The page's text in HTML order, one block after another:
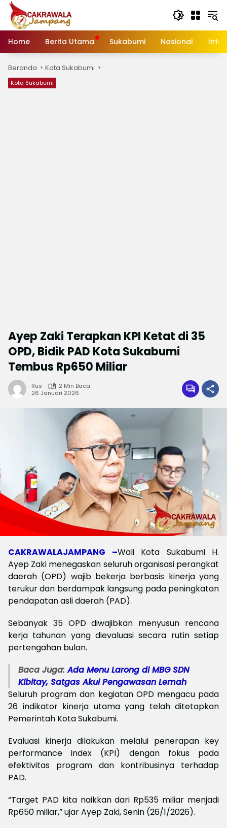
Langsung
konten
Home
Berita Utama Sukabumi Nasional
Beranda Kota Sukabumi
Kota Sukabumi
Ayep Zaki Terapkan KPI Ketat di 35
OPD, Bidik PAD Kota Sukabumi
Tembus Rp650 Miliar
Rus
2 Min Baca
26 Januari 2026
CAKRAWALAJAMPANG –Wali Kota Sukabumi H.
Ayep Zaki menegaskan seluruh organisasi perangkat
daerah (OPD) wajib bekerja berbasis kinerja yang
terukur dan berdampak langsung pada peningkatan
pendapatan asli daerah (PAD).
Sebanyak 35 OPD diwajibkan menyusun rencana
kerja tahunan yang dievaluasi secara rutin setiap
pertengahan bulan.
Baca Juga:Ada Menu Larong di MBG SDN
Kibitay, Satgas Akui Pengawasan Lemah
Seluruh program dan kegiatan OPD mengacu pada
26 indikator kinerja utama yang telah ditetapkan
Pemerintah Kota Sukabumi.
Evaluasi kinerja dilakukan melalui penerapan key
performance index (KPI) dengan fokus pada
efektivitas program dan kontribusinya terhadap
PAD.
“Target PAD kita naikkan dari Rp535 miliar menjadi
Rp650 miliar,” ujar Ayep Zaki, Senin (26/1/2026).